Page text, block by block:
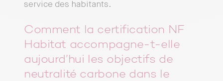
service des habitants.
Comment la certification NF
Habitat accompagne-t-elle
aujourd’hui les objectifs de
neutralité carbone dans le